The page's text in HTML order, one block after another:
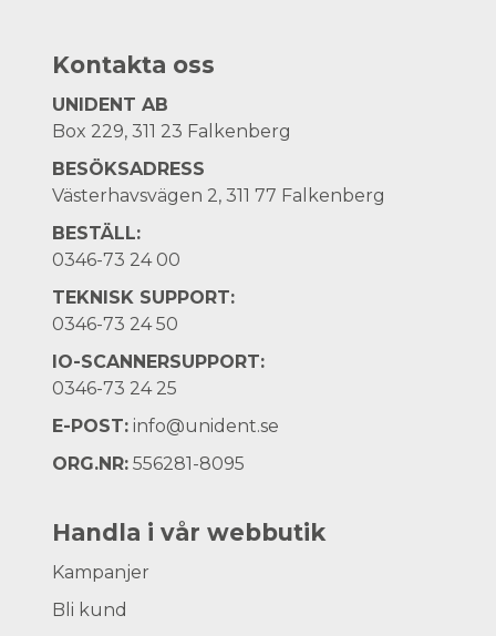
Kontakta oss
UNIDENT AB
Box 229, 311 23 Falkenberg
BESÖKSADRESS
Västerhavsvägen 2, 311 77 Falkenberg
BESTÄLL:
0346-73 24 00
TEKNISK SUPPORT:
0346-73 24 50
IO-SCANNERSUPPORT:
0346-73 24 25
E-POST: info@unident.se
ORG.NR: 556281-8095
Handla i vår webbutik
Kampanjer
Bli kund